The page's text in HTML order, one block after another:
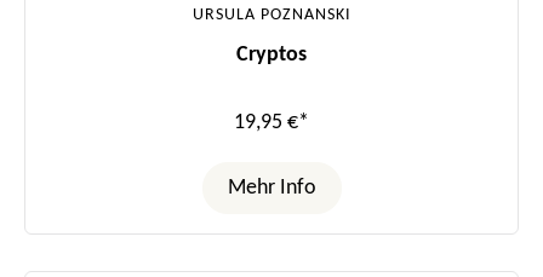
URSULA POZNANSKI
Cryptos
19,95 €*
Mehr Info